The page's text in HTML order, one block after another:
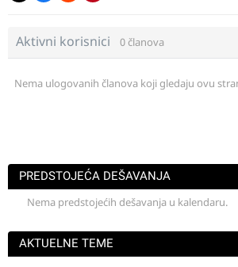
Aktivni korisnici 0 članova
Nema ulogovanih članova koji gledaju ovu
PREDSTOJEĆA DEŠAVANJA
Nema predstojećih dešavanja u kalendaru.
AKTUELNE TEME